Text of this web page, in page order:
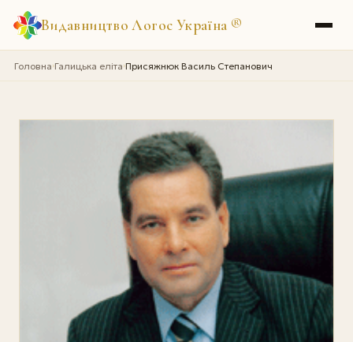
Видавництво Логос Україна ®
Головна›Галицька еліта›Присяжнюк Василь Степанович